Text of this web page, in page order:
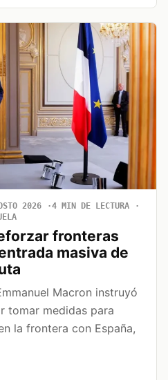
2026
4 MIN DE LECTURA
fronteras
masiva de
Macron instruyó
tomar medidas para
la frontera con España,